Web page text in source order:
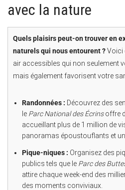
avec la nature
Quels plaisirs peut-on trouver en
naturels qui nous entourent ?Voici
air accessibles qui non seulement
mais également favorisent votre
Randonnées : Découvrez des
le Parc National des Écrinsoffre
accueillant plus de 1 million de
panoramas époustouflants et
Pique-niques : Organisez des
publics tels que le Parc des
attire chaque week-end des
des moments conviviaux.